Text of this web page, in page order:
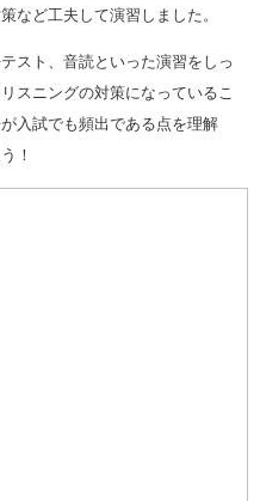
など工夫して演習しました。
スト、音読といった演習をしっ
スニングの対策になっているこ
入試でも頻出である点を理解
！